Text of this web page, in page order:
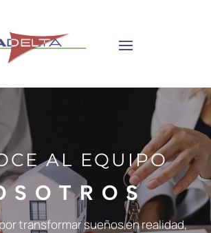
de herramientas
AL EQUIPO
transformar sueños en realidad,